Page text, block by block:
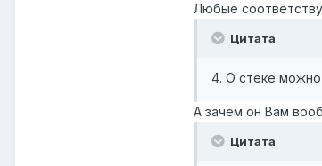
Любые
Цитата
4. О стеке
А зачем он Вам
Цитата